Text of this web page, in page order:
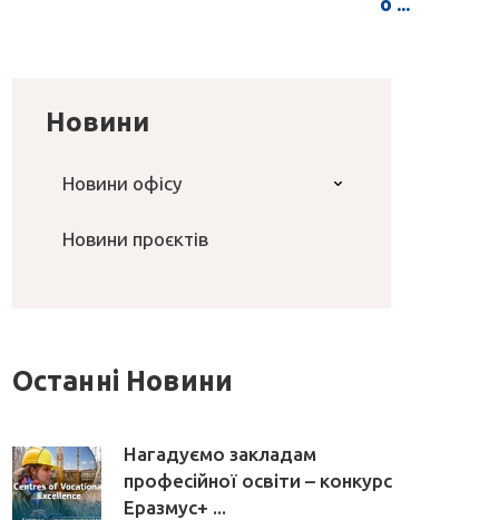
Новини
Новини офісу
Новини проєктів
Останні Новини
Нагадуємо закладам
професійної освіти – конкурс
Еразмус+ ...